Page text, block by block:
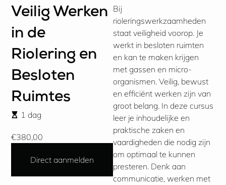
Veilig Werken
in de
Riolering en
Besloten
Ruimtes
1 dag
€380,00
Direct aanmelden
Bij
rioleringswerkzaamheden
staat veiligheid voorop. Je
werkt in besloten ruimten
en kan te maken krijgen
met gassen en micro-
organismen. Veilig, bewust
en efficiënt werken zijn van
groot belang. In deze cursus
leer je inhoudelijke en
praktische zaken en
vaardigheden die nodig zijn
om optimaal te kunnen
presteren. Denk aan
communicatie, werken met